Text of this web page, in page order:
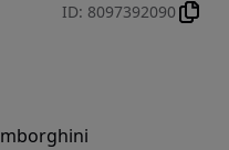
ID: 8097392090